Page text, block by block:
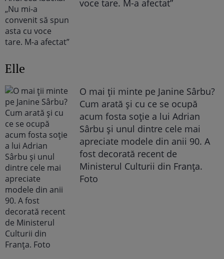
voce tare. M-a afectat”
Elle
O mai ții minte pe Janine Sârbu?
Cum arată și cu ce se ocupă
acum fosta soție a lui Adrian
Sârbu și unul dintre cele mai
apreciate modele din anii 90. A
fost decorată recent de
Ministerul Culturii din Franța.
Foto